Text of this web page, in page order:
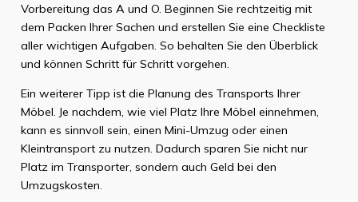
Vorbereitung das A und O. Beginnen Sie rechtzeitig mit
dem Packen Ihrer Sachen und erstellen Sie eine Checkliste
aller wichtigen Aufgaben. So behalten Sie den Überblick
und können Schritt für Schritt vorgehen.
Ein weiterer Tipp ist die Planung des Transports Ihrer
Möbel. Je nachdem, wie viel Platz Ihre Möbel einnehmen,
kann es sinnvoll sein, einen Mini-Umzug oder einen
Kleintransport zu nutzen. Dadurch sparen Sie nicht nur
Platz im Transporter, sondern auch Geld bei den
Umzugskosten.